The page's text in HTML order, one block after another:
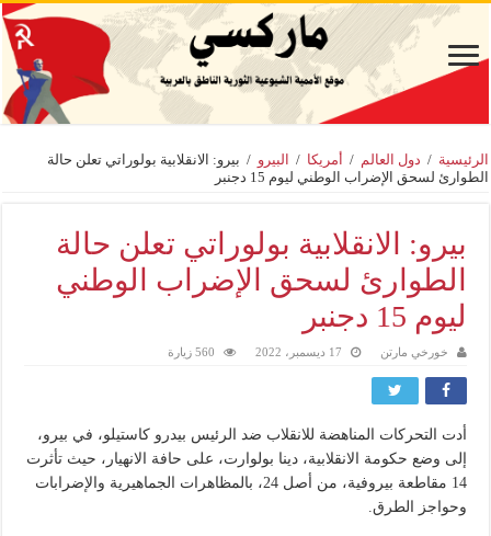
الرئيسية / دول العالم / أمريكا / البيرو / بيرو: الانقلابية بولوراتي تعلن حالة
الطوارئ لسحق الإضراب الوطني ليوم 15 دجنبر
بيرو: الانقلابية بولوراتي تعلن حالة
الطوارئ لسحق الإضراب الوطني
ليوم 15 دجنبر
خورخي مارتن 17 ديسمبر، 2022 560 زيارة
أدت التحركات المناهضة للانقلاب ضد الرئيس بيدرو كاستيلو، في بيرو،
إلى وضع حكومة الانقلابية، دينا بولوارت، على حافة الانهيار، حيث تأثرت
14 مقاطعة بيروفية، من أصل 24، بالمظاهرات الجماهيرية والإضرابات
وحواجز الطرق.